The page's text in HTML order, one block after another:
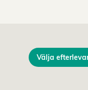
Välja